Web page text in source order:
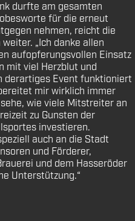
durfte am gesamten
für die erneut
nehmen, reicht die
„Ich danke allen
aufopferungsvollen Einsatz
mit viel Herzblut und
derartiges Event funktioniert
mir wirklich immer
wie viele Mitstreiter an
zu Gunsten der
investieren.
auch an die Stadt
und Förderer,
und dem Hasseröder
Unterstützung.“